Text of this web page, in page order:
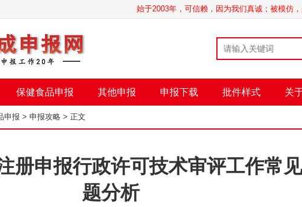
始于2003年，可信赖，因为我们真诚；被模仿
保健食品申报 其他申报 申报下载 批件样式 关
申报 > 申报攻略 > 正文
册申报行政许可技术审评工作常
题分析